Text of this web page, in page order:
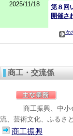
2025/11/18
第８回
開催さ
次
商工・交流係
商工振興、中小
流、芸術文化、ふるさ
商工振興